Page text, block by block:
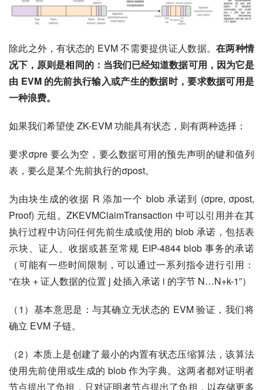
除此之外，有状态的 EVM 不需要提供证人数据。在两种情
况下，原则是相同的：当我们已经知道数据可用，因为它是
由 EVM 的先前执行输入或产生的数据时，要求数据可用是
一种浪费。
如果我们希望使 ZK-EVM 功能具有状态，则有两种选择：
要求σpre 要么为空，要么数据可用的预先声明的键和值列
表，要么是某个先前执行的σpost。
为由块生成的收据 R 添加一个 blob 承诺到 (σpre, σpost,
Proof) 元组。ZKEVMClaimTransaction 中可以引用并在其
执行过程中访问任何先前生成或使用的 blob 承诺，包括表
示块、证人、收据或甚至常规 EIP-4844 blob 事务的承诺
（可能有一些时间限制，可以通过一系列指令进行引用：
“在块 + 证人数据的位置 j 处插入承诺 i 的字节 N…N+k-1”）
（1）基本意思是：与其确立无状态的 EVM 验证，我们将
确立 EVM 子链。
（2）本质上是创建了最小的内置有状态压缩算法，该算法
使用先前使用或生成的 blob 作为字典。这两者都对证明者
节点提出了负担，只对证明者节点提出了负担，以存储更多